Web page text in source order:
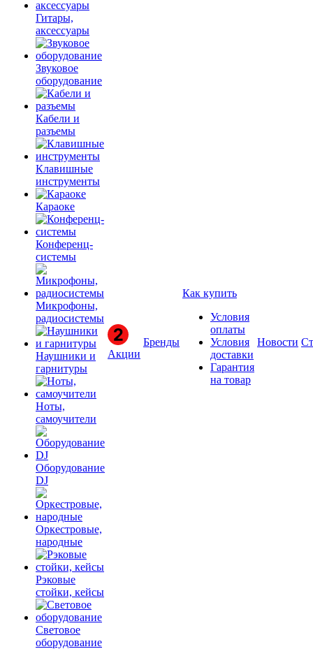
Гитары,
аксессуары
Звуковое
оборудование
Кабели и
разъемы
Клавишные
инструменты
Караоке
Конференц-
системы
Микрофоны,
радиосистемы
Наушники и
гарнитуры
Ноты,
самоучители
Оборудование
DJ
Оркестровые,
народные
Рэковые
стойки, кейсы
Световое
оборудование
Акции
Бренды
Как купить
Условия
оплаты
Условия
доставки
Гарантия
на товар
Новости